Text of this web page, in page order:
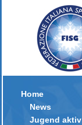
Home
News
Jugend aktiv